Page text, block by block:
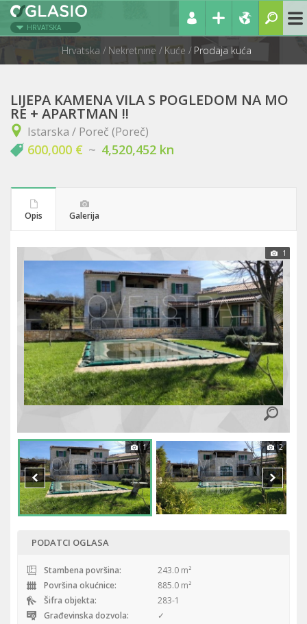
HRVATSKA
Hrvatska Nekretnine Kuće Prodaja kuća
LIJEPA KAMENA VILA S POGLEDOM NA MO
RE + APARTMAN !!
Istarska / Poreč (Poreč)
600,000 € ~ 4,520,452 kn
Opis Galerija
1
1 2
PODATCI OGLASA
Stambena površina:
243.0 m²
Površina okućnice:
885.0 m²
Šifra objekta:
283-1
Građevinska dozvola:
✓